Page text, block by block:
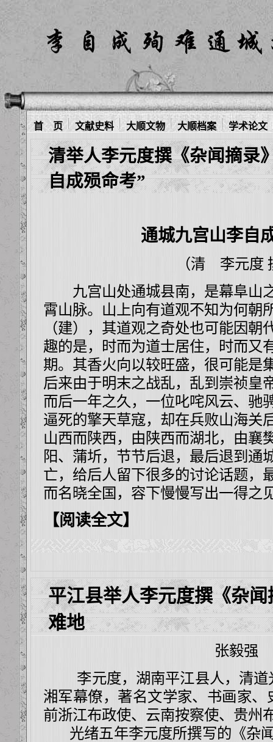
首 页 文献史料 大顺文物 大顺档案 学术论文
清举人李元度撰《杂闻摘录
自成殒命考”
通城九宫山李自
（清 李元度
九宫山处通城县南，是幕阜山
霄山脉。山上向有道观不知为何朝
（建），其道观之奇处也可能因朝
趣的是，时而为道士居住，时而又
期。其香火向以较旺盛，很可能是
后来由于明末之战乱，乱到崇祯皇
而后一年之久，一位叱咤风云、驰
逼死的擎天草寇，却在兵败山海关
山西而陕西，由陕西而湖北，由襄
阳、蒲圻，节节后退，最后退到通
亡，给后人留下很多的讨论话题，
而名晓全国，容下慢慢写出一得之
【阅读全文】
平江县举人李元度撰《杂
难地
张毅强
李元度，湖南平江县人，清道
湘军幕僚，著名文学家、书画家
前浙江布政使、云南按察使、贵州
光绪五年李元度所撰写的《杂